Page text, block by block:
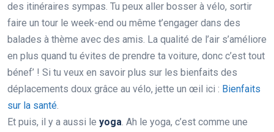
des itinéraires sympas. Tu peux aller bosser à vélo, sortir
faire un tour le week-end ou même t’engager dans des
balades à thème avec des amis. La qualité de l’air s’améliore
en plus quand tu évites de prendre ta voiture, donc c’est tout
bénef’ ! Si tu veux en savoir plus sur les bienfaits des
déplacements doux grâce au vélo, jette un œil ici : Bienfaits
sur la santé.
Et puis, il y a aussi le yoga. Ah le yoga, c’est comme une